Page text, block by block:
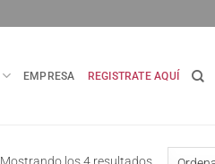
EMPRESA REGISTRATE AQUÍ